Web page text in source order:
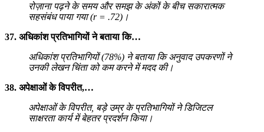
रोज़ाना पढ़ने के समय और समझ के अंकों के बीच सकारात्मक
सहसंबंध पाया गया (r = .72)।
37. अधिकांश प्रतिभागियों ने बताया कि…
अधिकांश प्रतिभागियों (78%) ने बताया कि अनुवाद उपकरणों ने
उनकी लेखन चिंता को कम करने में मदद की।
38. अपेक्षाओं के विपरीत,…
अपेक्षाओं के विपरीत, बड़े उम्र के प्रतिभागियों ने डिजिटल
साक्षरता कार्य में बेहतर प्रदर्शन किया।